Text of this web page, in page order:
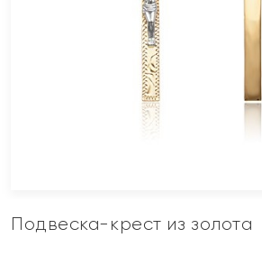
Подвеска-крест из золота